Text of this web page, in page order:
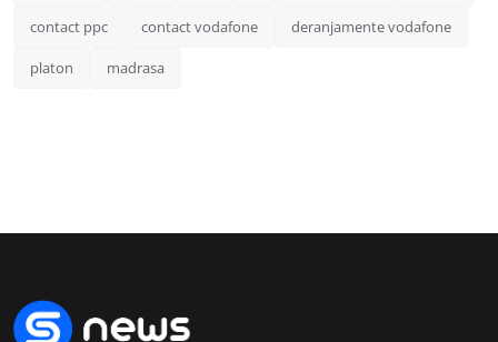
contact ppc contact vodafone deranjamente vodafone
platon madrasa